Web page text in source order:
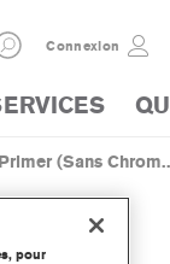
Connexion
(Sans
pour